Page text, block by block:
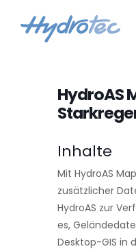
Inhalt
springen
Software
Karriere
Unternehmen
HydroAS
Inhalte
Mit HydroAS
zusätzlicher
HydroAS zur
es,
Desktop-GIS in